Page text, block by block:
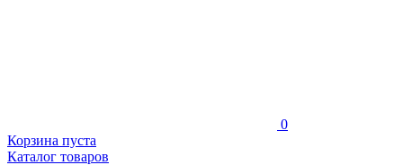
0
Корзина пуста
Каталог товаров